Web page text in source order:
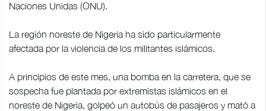
Naciones Unidas (ONU).
La región noreste de Nigeria ha sido particularmente
afectada por la violencia de los militantes islámicos.
A principios de este mes, una bomba en la carretera, que se
sospecha fue plantada por extremistas islámicos en el
noreste de Nigeria, golpeó un autobús de pasajeros y mató a